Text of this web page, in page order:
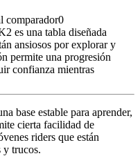
comparador0
es una tabla diseñada
ansiosos por explorar y
permite una progresión
confianza mientras
base estable para aprender,
cierta facilidad de
riders que están
y trucos.